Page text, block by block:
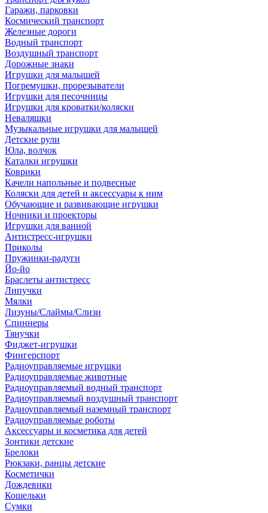
Гаражи, парковки
Космический транспорт
Железные дороги
Водный транспорт
Воздушный транспорт
Дорожные знаки
Игрушки для малышей
Погремушки, прорезыватели
Игрушки для песочницы
Игрушки для кроватки/коляски
Неваляшки
Музыкальные игрушки для малышей
Детские рули
Юла, волчок
Каталки игрушки
Коврики
Качели напольные и подвесные
Коляски для детей и аксессуары к ним
Обучающие и развивающие игрушки
Ночники и проекторы
Игрушки для ванной
Антистресс-игрушки
Приколы
Пружинки-радуги
Йо-йо
Браслеты антистресс
Липучки
Мялки
Лизуны/Слаймы/Слизи
Спиннеры
Тянучки
Фиджет-игрушки
Фингерспорт
Радиоуправляемые игрушки
Радиоуправляемые животные
Радиоуправляемый водный транспорт
Радиоуправляемый воздушный транспорт
Радиоуправляемый наземный транспорт
Радиоуправляемые роботы
Аксессуары и косметика для детей
Зонтики детские
Брелоки
Рюкзаки, ранцы детские
Косметички
Дождевики
Кошельки
Сумки